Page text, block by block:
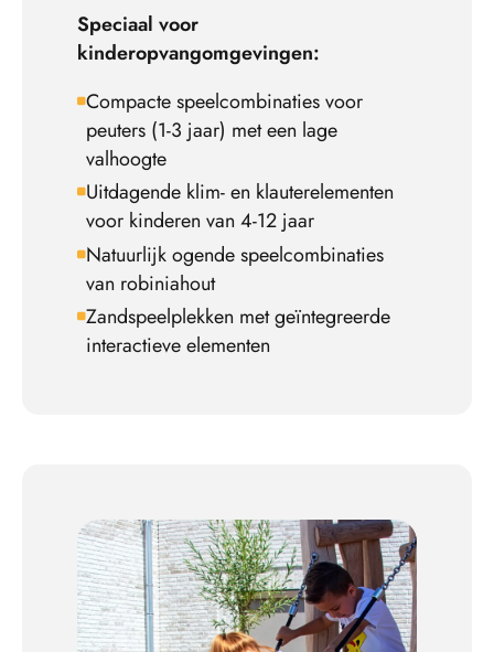
Speciaal voor
kinderopvangomgevingen:
Compacte speelcombinaties voor
peuters (1-3 jaar) met een lage
valhoogte
Uitdagende klim- en klauterelementen
voor kinderen van 4-12 jaar
Natuurlijk ogende speelcombinaties
van robiniahout
Zandspeelplekken met geïntegreerde
interactieve elementen